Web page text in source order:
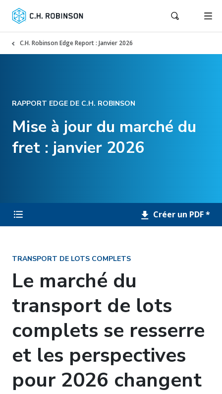
C.H. Robinson Edge Report : Janvier 2026
RAPPORT EDGE DE C.H. ROBINSON
Mise à jour du marché du
fret : janvier 2026
Créer un PDF *
TRANSPORT DE LOTS COMPLETS
Le marché du
transport de lots
complets se resserre
et les perspectives
pour 2026 changent